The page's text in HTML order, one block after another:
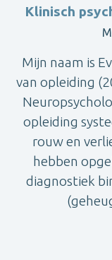
Klinisch
Mijn naam is
van opleiding
opleiding
rouw en
hebben
diagnostiek